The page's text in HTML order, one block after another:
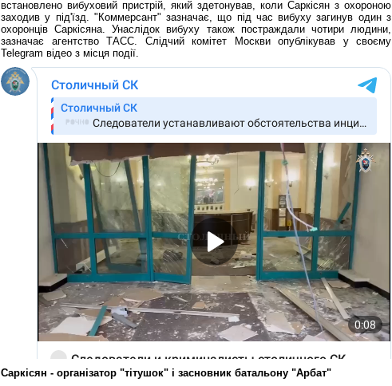
встановлено вибуховий пристрій, який здетонував, коли Саркісян з охороною
заходив у під'їзд. "Коммерсант" зазначає, що під час вибуху загинув один з
охоронців Саркісяна. Унаслідок вибуху також постраждали чотири людини,
зазначає агентство ТАСС. Слідчий комітет Москви опублікував у своєму
Telegram відео з місця події.
Саркісян - організатор "тітушок" і засновник батальону "Арбат"